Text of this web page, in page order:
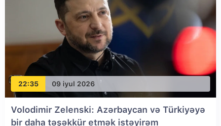
22:35 09 iyul 2026
Volodimir Zelenski: Azərbaycan və Türkiyəyə
bir daha təşəkkür etmək istəyirəm